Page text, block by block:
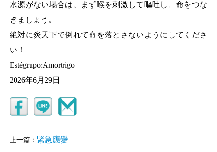
水源がない場合は、まず喉を刺激して嘔吐し、命をつな
ぎましょう。
絶対に炎天下で倒れて命を落とさないようにしてくださ
い！
Estégrupo:Amortrigo
2026年6月29日
上一篇： 緊急應變